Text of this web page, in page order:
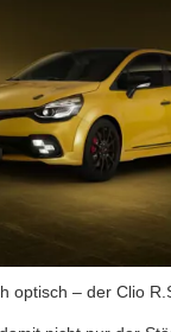
optisch – der Clio